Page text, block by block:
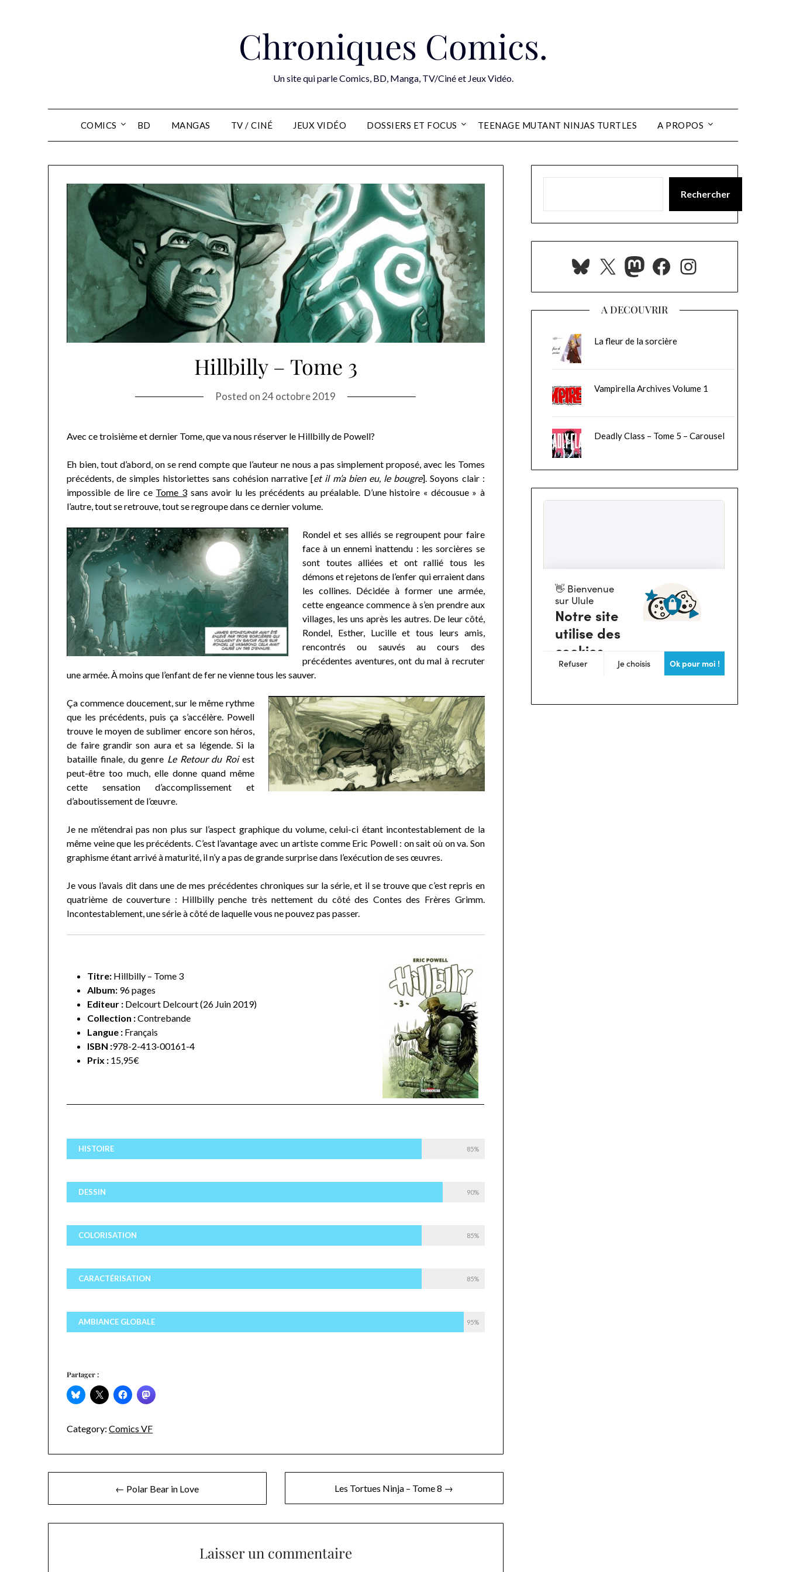
Chroniques Comics.
Un site qui parle Comics, BD, Manga, TV/Ciné et Jeux Vidéo.
COMICS BD MANGAS TV / CINÉ JEUX VIDÉO DOSSIERS ET FOCUS TEENAGE MUTANT NINJAS TURTLES A PROPOS
Hillbilly – Tome 3
Posted on 24 octobre 2019
Avec ce troisième et dernier Tome, que va nous réserver le Hillbilly de Powell?
Eh bien, tout d’abord, on se rend compte que l’auteur ne nous a pas simplement proposé, avec les Tomes
précédents, de simples historiettes sans cohésion narrative [et il m’a bien eu, le bougre]. Soyons clair :
impossible de lire ce Tome 3 sans avoir lu les précédents au préalable. D’une histoire « décousue » à
l’autre, tout se retrouve, tout se regroupe dans ce dernier volume.
Rondel et ses alliés se regroupent pour faire
face à un ennemi inattendu : les sorcières se
sont toutes alliées et ont rallié tous les
démons et rejetons de l’enfer qui erraient dans
les collines. Décidée à former une armée,
cette engeance commence à s’en prendre aux
villages, les uns après les autres. De leur côté,
Rondel, Esther, Lucille et tous leurs amis,
rencontrés ou sauvés au cours des
précédentes aventures, ont du mal à recruter
une armée. À moins que l’enfant de fer ne vienne tous les sauver.
Ça commence doucement, sur le même rythme
que les précédents, puis ça s’accélère. Powell
trouve le moyen de sublimer encore son héros,
de faire grandir son aura et sa légende. Si la
bataille finale, du genre Le Retour du Roiest
peut-être too much, elle donne quand même
cette sensation d’accomplissement et
d’aboutissement de l’œuvre.
Je ne m’étendrai pas non plus sur l’aspect graphique du volume, celui-ci étant incontestablement de la
même veine que les précédents. C’est l’avantage avec un artiste comme Eric Powell : on sait où on va. Son
graphisme étant arrivé à maturité, il n’y a pas de grande surprise dans l’exécution de ses œuvres.
Je vous l’avais dit dans une de mes précédentes chroniques sur la série, et il se trouve que c’est repris en
quatrième de couverture : Hillbilly penche très nettement du côté des Contes des Frères Grimm.
Incontestablement, une série à côté de laquelle vous ne pouvez pas passer.
Titre: Hillbilly – Tome 3
Album: 96 pages
Editeur : Delcourt Delcourt (26 Juin 2019)
Collection :Contrebande
Langue : Français
ISBN :978-2-413-00161-4
Prix : 15,95€
HISTOIRE 85%
DESSIN 90%
COLORISATION 85%
CARACTÉRISATION 85%
AMBIANCE GLOBALE 95%
Partager :
Category: Comics VF
de
l’article
← Polar Bear in Love Les Tortues Ninja – Tome 8 →
Laisser un commentaire
Rechercher
Bluesky
X Mastodon
Facebook
Instagram
A DECOUVRIR
La fleur de la sorcière
Vampirella Archives Volume 1
Deadly Class – Tome 5 – Carousel